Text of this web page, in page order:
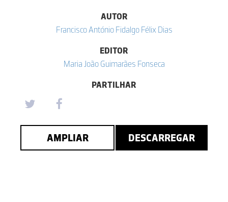
AUTOR
Francisco António Fidalgo Félix Dias
EDITOR
Maria João Guimarães Fonseca
PARTILHAR
AMPLIAR DESCARREGAR